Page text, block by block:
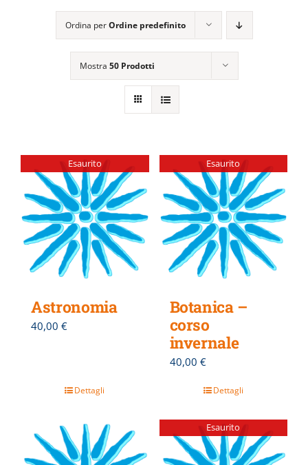
ATTIVITÀ EDITORIALE
Ordina perOrdine predefinito
Mostra 50 Prodotti
Esaurito
Astronomia
40,00 €
Dettagli
Esaurito
Botanica –
corso
invernale
40,00 €
Dettagli
Esaurito